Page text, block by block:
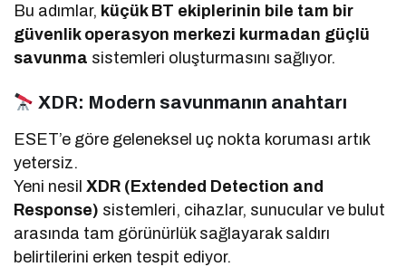
Bu adımlar, küçük BT ekiplerinin bile tam bir
güvenlik operasyon merkezi kurmadan güçlü
savunma sistemleri oluşturmasını sağlıyor.
XDR: Modern savunmanın anahtarı
ESET’e göre geleneksel uç nokta koruması artık
yetersiz.
Yeni nesilXDR (Extended Detection and
Response) sistemleri, cihazlar, sunucular ve bulut
arasında tam görünürlük sağlayarak saldırı
belirtilerini erken tespit ediyor.